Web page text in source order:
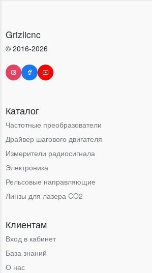
Grizlicnc
© 2016-2026
Каталог
Частотные преобразователи
Драйвер шагового двигателя
Измерители радиосигнала
Электроника
Рельсовые направляющие
Линзы для лазера CO2
Клиентам
Вход в кабинет
База знаний
О нас